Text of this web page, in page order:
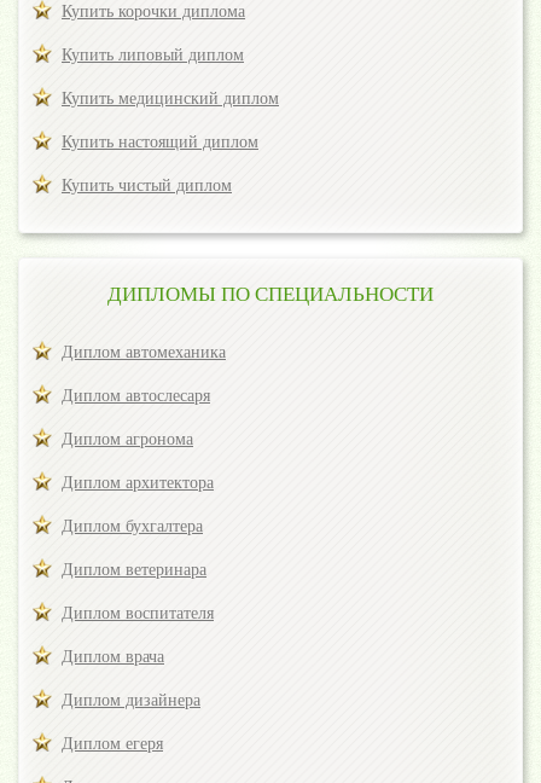
Купить корочки диплома
Купить липовый диплом
Купить медицинский диплом
Купить настоящий диплом
Купить чистый диплом
ДИПЛОМЫ ПО СПЕЦИАЛЬНОСТИ
Диплом автомеханика
Диплом автослесаря
Диплом агронома
Диплом архитектора
Диплом бухгалтера
Диплом ветеринара
Диплом воспитателя
Диплом врача
Диплом дизайнера
Диплом егеря